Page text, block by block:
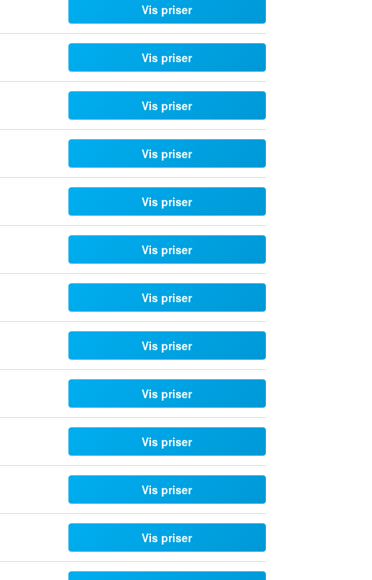
Vis priser
Vis priser
Vis priser
Vis priser
Vis priser
Vis priser
Vis priser
Vis priser
Vis priser
Vis priser
Vis priser
Vis priser